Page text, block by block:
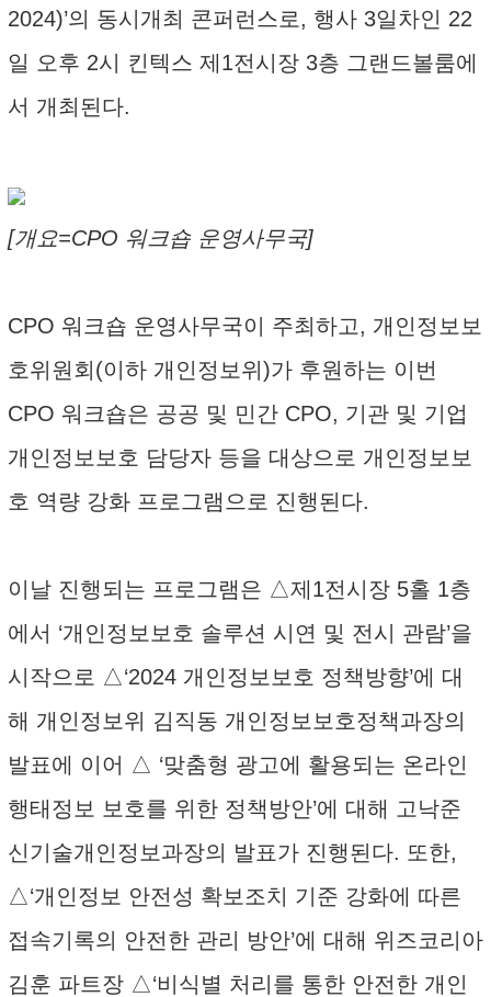
2024)’의 동시개최 콘퍼런스로, 행사 3일차인 22
일 오후 2시 킨텍스 제1전시장 3층 그랜드볼룸에
서 개최된다.
[개요=CPO 워크숍 운영사무국]
CPO 워크숍 운영사무국이 주최하고, 개인정보보
호위원회(이하 개인정보위)가 후원하는 이번
CPO 워크숍은 공공 및 민간 CPO, 기관 및 기업
개인정보보호 담당자 등을 대상으로 개인정보보
호 역량 강화 프로그램으로 진행된다.
이날 진행되는 프로그램은 △제1전시장 5홀 1층
에서 ‘개인정보보호 솔루션 시연 및 전시 관람’을
시작으로 △‘2024 개인정보보호 정책방향’에 대
해 개인정보위 김직동 개인정보보호정책과장의
발표에 이어 △ ‘맞춤형 광고에 활용되는 온라인
행태정보 보호를 위한 정책방안’에 대해 고낙준
신기술개인정보과장의 발표가 진행된다. 또한,
△‘개인정보 안전성 확보조치 기준 강화에 따른
접속기록의 안전한 관리 방안’에 대해 위즈코리아
김훈 파트장 △‘비식별 처리를 통한 안전한 개인